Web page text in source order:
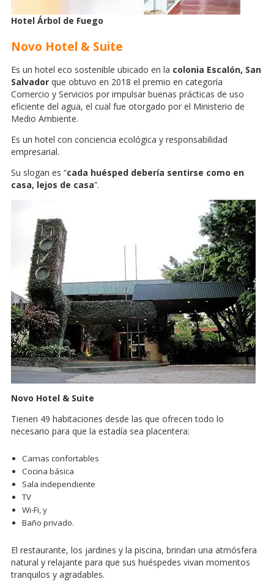
Hotel Árbol de Fuego
Novo Hotel & Suite
Es un hotel eco sostenible ubicado en la colonia Escalón, San
Salvador que obtuvo en 2018 el premio en categoría
Comercio y Servicios por impulsar buenas prácticas de uso
eficiente del agua, el cual fue otorgado por el Ministerio de
Medio Ambiente.
Es un hotel con conciencia ecológica y responsabilidad
empresarial.
Su slogan es “cada huésped debería sentirse como en
casa, lejos de casa”.
Novo Hotel & Suite
Tienen 49 habitaciones desde las que ofrecen todo lo
necesario para que la estadía sea placentera:
Camas confortables
Cocina básica
Sala independiente
TV
Wi-Fi, y
Baño privado.
El restaurante, los jardines y la piscina, brindan una atmósfera
natural y relajante para que sus huéspedes vivan momentos
tranquilos y agradables.